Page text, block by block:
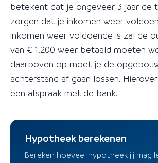
betekent dat je ongeveer 3 jaar de
zorgen dat je inkomen weer
inkomen weer voldoende is zal de
van € 1.200 weer betaald moeten
daarboven op moet je de
achterstand af gaan lossen.
een afspraak met de bank.
Hypotheek berekenen
Bereken hoeveel hypotheek jij mag